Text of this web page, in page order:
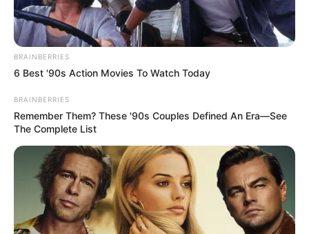
BRAINBERRIES
6 Best '90s Action Movies To Watch Today
BRAINBERRIES
Remember Them? These '90s Couples Defined An Era—See
The Complete List